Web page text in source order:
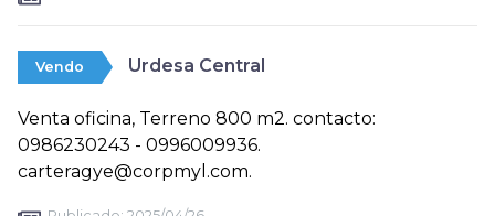
Vendo Urdesa Central
Venta oficina, Terreno 800 m2. contacto:
0986230243 - 0996009936.
carteragye@corpmyl.com.